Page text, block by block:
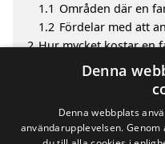
1.1 Områden där en
1.2 Fördelar med att
2 Hur mycket kostar en
Fördelar med att
Sök efter en skicklig
städerna Glemmingebro
Denna
Denna webbplats
användarupplevelsen.